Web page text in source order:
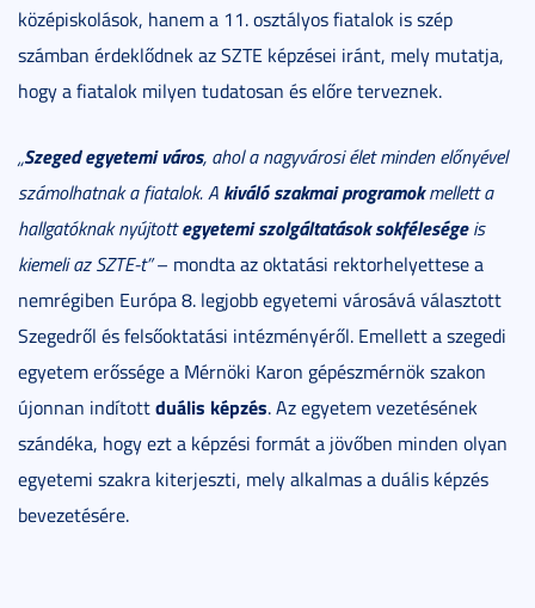
középiskolások, hanem a 11. osztályos fiatalok is szép
számban érdeklődnek az SZTE képzései iránt, mely mutatja,
hogy a fiatalok milyen tudatosan és előre terveznek.
„Szeged egyetemi város, ahol a nagyvárosi élet minden előnyével
számolhatnak a fiatalok. A kiváló szakmai programokmellett a
hallgatóknak nyújtottegyetemi szolgáltatások sokféleségeis
kiemeli az SZTE-t”– mondta az oktatási rektorhelyettese a
nemrégiben Európa 8. legjobb egyetemi városává választott
Szegedről és felsőoktatási intézményéről. Emellett a szegedi
egyetem erőssége a Mérnöki Karon gépészmérnök szakon
újonnan indítottduális képzés. Az egyetem vezetésének
szándéka, hogy ezt a képzési formát a jövőben minden olyan
egyetemi szakra kiterjeszti, mely alkalmas a duális képzés
bevezetésére.